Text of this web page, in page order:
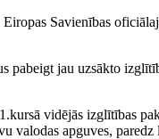
Savienības
pabeigt jau uzsākto
vidējās izglītības
valodas apguves,